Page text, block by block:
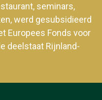
seminars,
werd gesubsidieerd
Europees Fonds voor
deelstaat Rijnland-